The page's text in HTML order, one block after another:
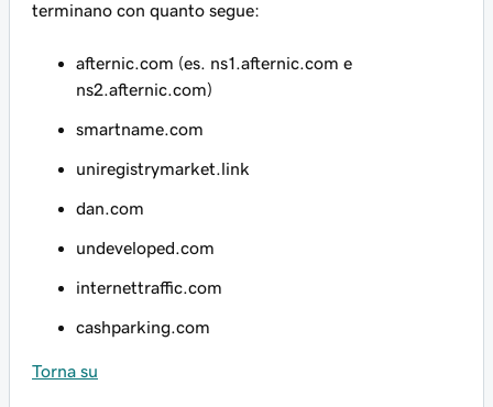
terminano con quanto segue:
afternic.com (es. ns1.afternic.com e
ns2.afternic.com)
smartname.com
uniregistrymarket.link
dan.com
undeveloped.com
internettraffic.com
cashparking.com
Torna su